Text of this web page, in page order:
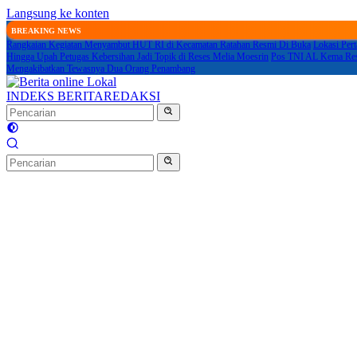
Langsung ke konten
BREAKING NEWS
Rangkaian Kegiatan Menyambut HUT RI di Kecamatan Ratahan Resmi Di Buka Lokasi
Hingga Upah Petugas Kebersihan Jadi Topik di Reses Melia Moesrin Pos TNI AL Kema
Mengakibatkan Tewasnya Dua Orang Penambang
INDEKS BERITAREDAKSI